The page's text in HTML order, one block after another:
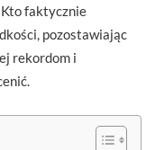
faktycznie
pozostawiając
rekordom i